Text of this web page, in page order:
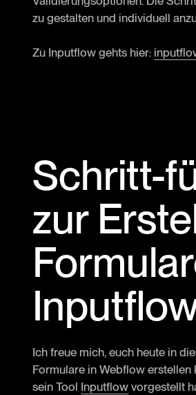
zu gestalten und individuell
Zu Inputflow gehts hier:
Schritt-
zur
Ich freue mich, euch heute in
Formulare in Webflow erstellen
sein Tool Inputflow vorgestellt